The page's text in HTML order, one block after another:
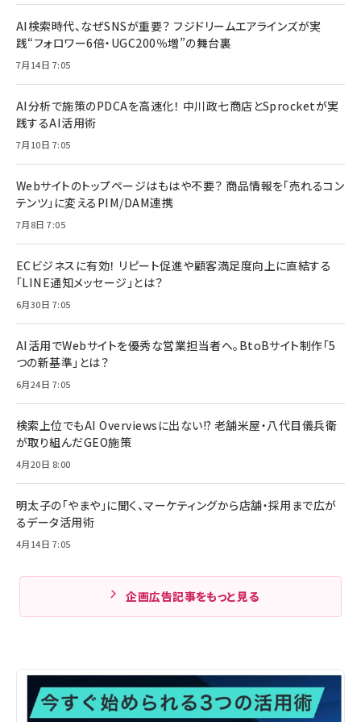
AI検索時代、なぜSNSが重要？ フジドリームエアラインズが実
践“フォロワー6倍・UGC200％増”の舞台裏
7月14日 7:05
AI分析で施策のPDCAを高速化！ 中川政七商店とSprocketが実
践するAI活用術
7月10日 7:05
Webサイトのトップページはもはや不要？ 商品情報を「売れるコン
テンツ」に変えるPIM/DAM連携
7月8日 7:05
ECビジネスに有効！ リピート促進や顧客満足度向上に直結する
「LINE通知メッセージ」とは？
6月30日 7:05
AI活用でWebサイトを優秀な営業担当者へ。BtoBサイト制作「5
つの新基準」とは？
6月24日 7:05
検索上位でもAI Overviewsに出ない!? 老舗米屋・八代目儀兵衛
が取り組んだGEO施策
4月20日 8:00
明太子の「やまや」に聞く、マーケティングから店舗・採用まで広が
るデータ活用術
4月14日 7:05
企画広告記事をもっと見る